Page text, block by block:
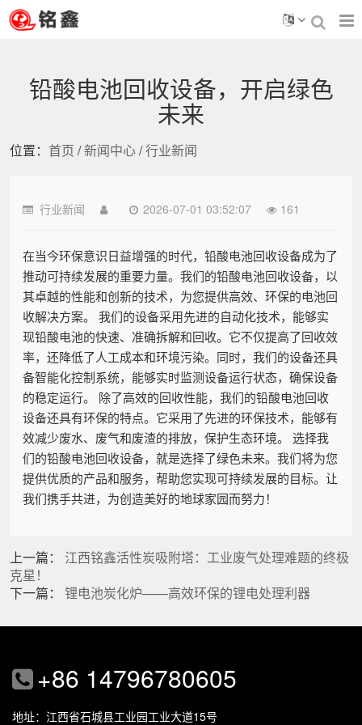
铅酸电池回收设备，开启绿色
未来
位置： 首页 /新闻中心/行业新闻
行业新闻 2026-07-01 03:52:07 161
在当今环保意识日益增强的时代，铅酸电池回收设备成为了
推动可持续发展的重要力量。我们的铅酸电池回收设备，以
其卓越的性能和创新的技术，为您提供高效、环保的电池回
收解决方案。 我们的设备采用先进的自动化技术，能够实
现铅酸电池的快速、准确拆解和回收。它不仅提高了回收效
率，还降低了人工成本和环境污染。同时，我们的设备还具
备智能化控制系统，能够实时监测设备运行状态，确保设备
的稳定运行。 除了高效的回收性能，我们的铅酸电池回收
设备还具有环保的特点。它采用了先进的环保技术，能够有
效减少废水、废气和废渣的排放，保护生态环境。 选择我
们的铅酸电池回收设备，就是选择了绿色未来。我们将为您
提供优质的产品和服务，帮助您实现可持续发展的目标。让
我们携手共进，为创造美好的地球家园而努力！
上一篇： 江西铭鑫活性炭吸附塔：工业废气处理难题的终极
克星！
下一篇： 锂电池炭化炉——高效环保的锂电处理利器
+86 14796780605
地址：江西省石城县工业园工业大道15号